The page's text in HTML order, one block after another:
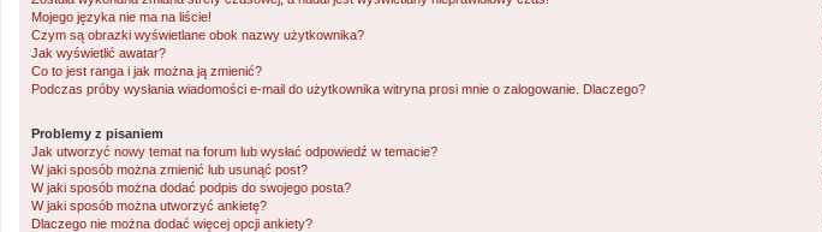
Mojego języka nie ma na liście!
Czym są obrazki wyświetlane obok nazwy użytkownika?
Jak wyświetlić awatar?
Co to jest ranga i jak można ją zmienić?
Podczas próby wysłania wiadomości e-mail do użytkownika witryna prosi mnie o zalogowanie. Dlaczego?
Problemy z pisaniem
Jak utworzyć nowy temat na forum lub wysłać odpowiedź w temacie?
W jaki sposób można zmienić lub usunąć post?
W jaki sposób można dodać podpis do swojego posta?
W jaki sposób można utworzyć ankietę?
Dlaczego nie można dodać więcej opcji ankiety?